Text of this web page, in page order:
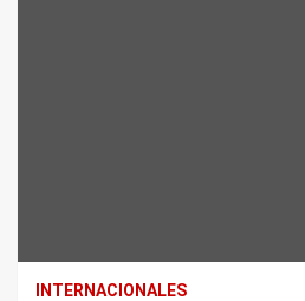
INTERNACIONALES